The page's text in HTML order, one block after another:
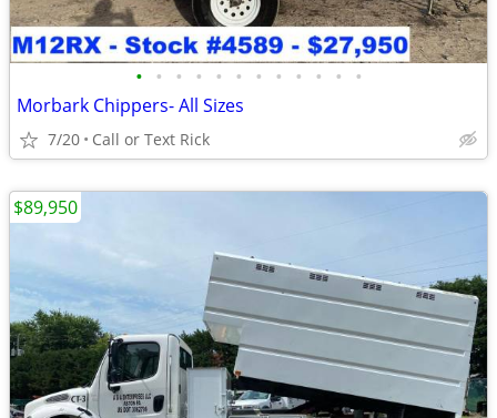
• • • • • • • • • • • •
Morbark Chippers- All Sizes
7/20 Call or Text Rick
$89,950